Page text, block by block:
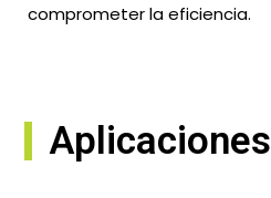
comprometer la eficiencia.
Aplicaciones